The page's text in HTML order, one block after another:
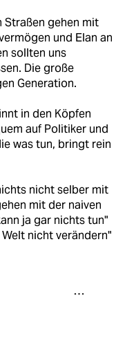
Straßen gehen mit
und Elan an
sollten uns
Die große
Generation.
in den Köpfen
auf Politiker und
was tun, bringt rein
nicht selber mit
mit der naiven
ja gar nichts tun"
nicht verändern"